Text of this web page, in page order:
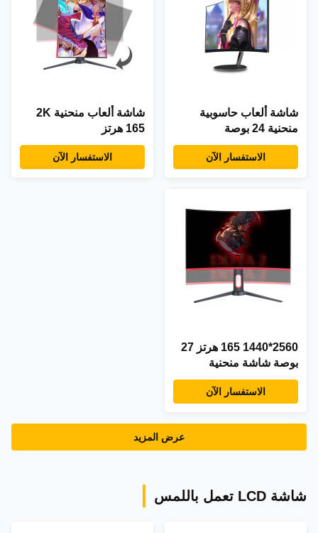
شاشة ألعاب حاسوبية
منحنية 24 بوصة
الاستفسار الآن
شاشة ألعاب منحنية 2K
165 هرتز
الاستفسار الآن
2560*1440 165 هرتز 27
بوصة شاشة منحنية
الاستفسار الآن
عرض المزيد
شاشة LCD تعمل باللمس